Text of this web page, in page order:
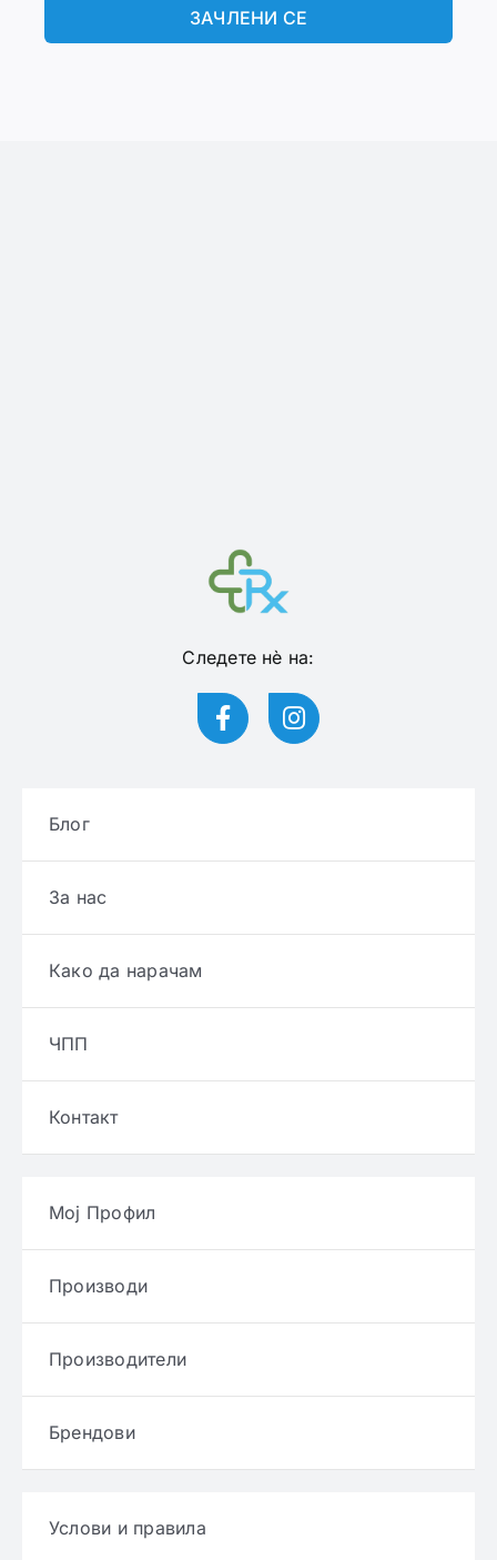
ЗАЧЛЕНИ СЕ
Следете нѐ на:
Блог
За нас
Како да нарачам
ЧПП
Контакт
Мој Профил
Производи
Производители
Брендови
Услови и правила